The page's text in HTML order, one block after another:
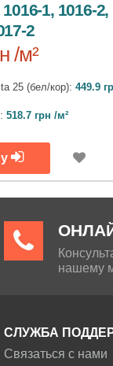
1, 1016-2,
2
/м²
25 (бел/кор):449.9
518.7 грн /м²
нашему
СЛУЖБА
Связаться с нами